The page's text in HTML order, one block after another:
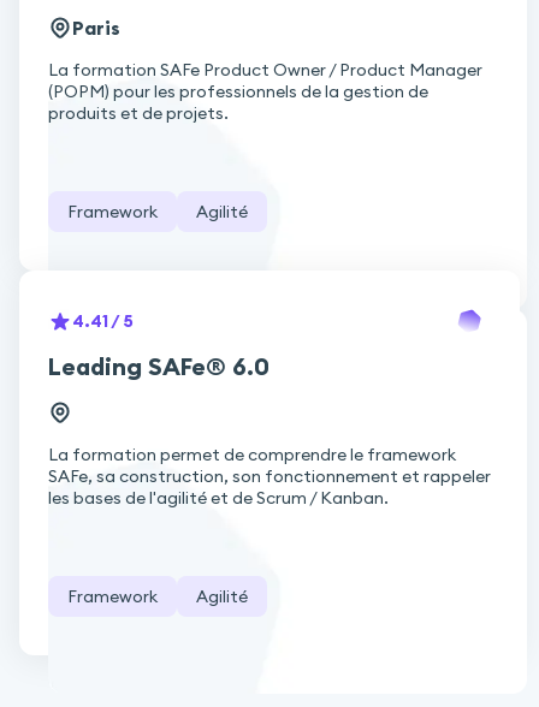
Paris
La formation SAFe Product Owner / Product Manager
(POPM) pour les professionnels de la gestion de
produits et de projets.
Framework Agilité
4.41 / 5
Leading SAFe® 6.0
La formation permet de comprendre le framework
SAFe, sa construction, son fonctionnement et rappeler
les bases de l'agilité et de Scrum / Kanban.
Framework Agilité